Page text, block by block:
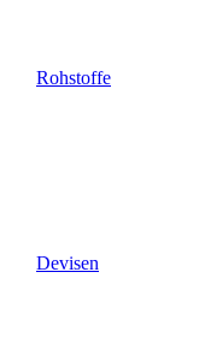
Rohstoffe
Devisen